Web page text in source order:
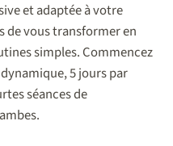
et adaptée à votre
de vous transformer en
simples. Commencez
5 jours par
séances de